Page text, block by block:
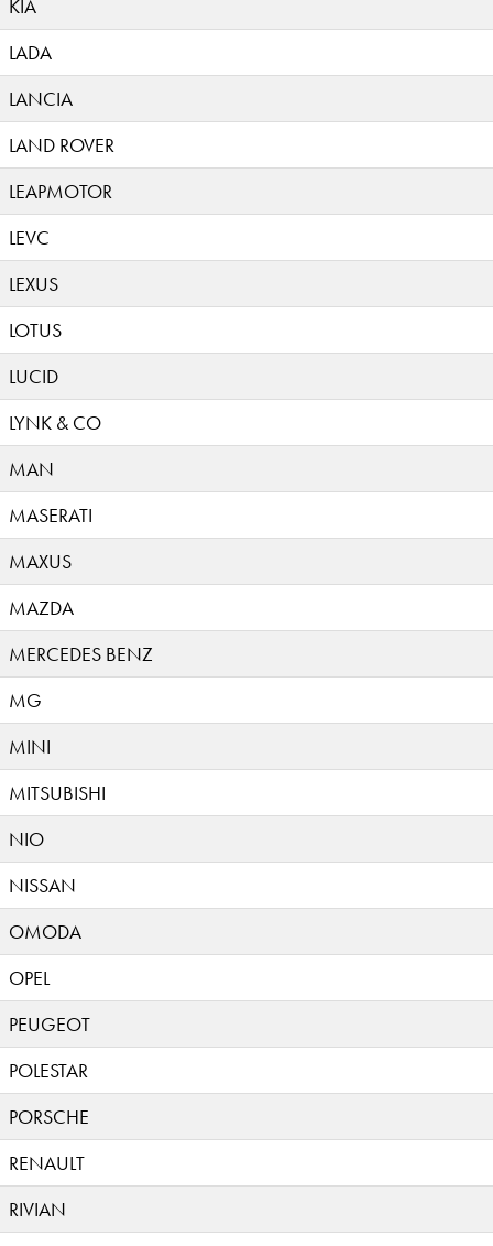
KIA
LADA
LANCIA
LAND ROVER
LEAPMOTOR
LEVC
LEXUS
LOTUS
LUCID
LYNK & CO
MAN
MASERATI
MAXUS
MAZDA
MERCEDES BENZ
MG
MINI
MITSUBISHI
NIO
NISSAN
OMODA
OPEL
PEUGEOT
POLESTAR
PORSCHE
RENAULT
RIVIAN